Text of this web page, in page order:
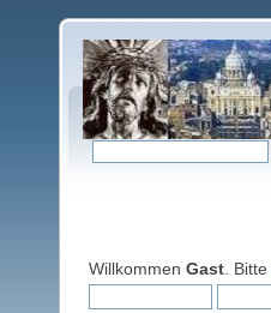
Willkommen Gast . Bitte